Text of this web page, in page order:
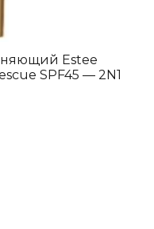
Estee
SPF45 — 2N1